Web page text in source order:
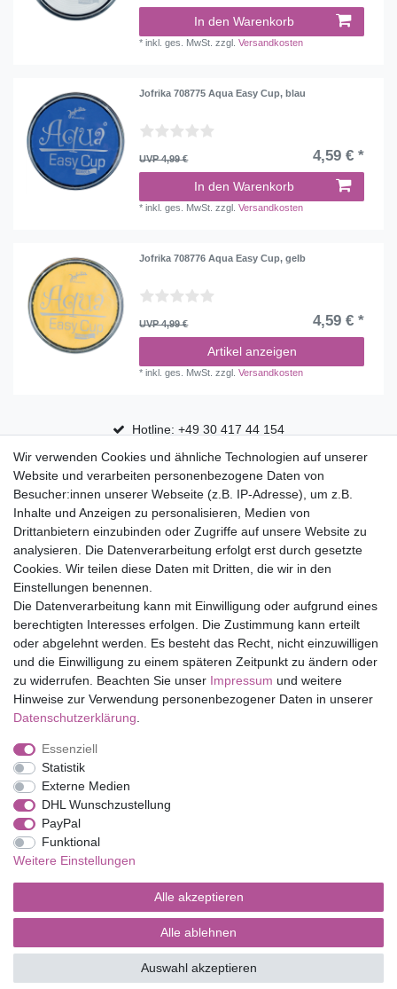
In den Warenkorb
*inkl. ges. MwSt. zzgl.Versandkosten
Jofrika 708775 Aqua Easy Cup, blau
UVP 4,99 € 4,59 € *
In den Warenkorb
*inkl. ges. MwSt. zzgl.Versandkosten
Jofrika 708776 Aqua Easy Cup, gelb
UVP 4,99 € 4,59 € *
Artikel anzeigen
*inkl. ges. MwSt. zzgl.Versandkosten
Hotline: +49 30 417 44 154
30 Tage Rückgaberecht
Versandfrei ab 75 € in Deutschland
Top Marken
Eduplay
Folia Bringmann
Shop
Mein Konto
Service
Versandkosten
Impressum
Barrierefreiheitserklärung
Vertrag widerrufen
Wir verwenden Cookies und ähnliche Technologien auf unserer
Website und verarbeiten personenbezogene Daten von
Besucher:innen unserer Webseite (z.B. IP-Adresse), um z.B.
Inhalte und Anzeigen zu personalisieren, Medien von
Drittanbietern einzubinden oder Zugriffe auf unsere Website zu
analysieren. Die Datenverarbeitung erfolgt erst durch gesetzte
Cookies. Wir teilen diese Daten mit Dritten, die wir in den
Einstellungen benennen.
Die Datenverarbeitung kann mit Einwilligung oder aufgrund eines
berechtigten Interesses erfolgen. Die Zustimmung kann erteilt
oder abgelehnt werden. Es besteht das Recht, nicht einzuwilligen
und die Einwilligung zu einem späteren Zeitpunkt zu ändern oder
zu widerrufen. Beachten Sie unser Impressum und weitere
Hinweise zur Verwendung personenbezogener Daten in unserer
Daten­schutz­erklärung
Essenziell
Statistik
Externe Medien
DHL Wunschzustellung
PayPal
Funktional
Weitere Einstellungen
Alle akzeptieren
Alle ablehnen
Auswahl akzeptieren